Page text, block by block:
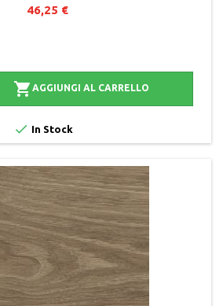
46,25 €
 AGGIUNGI AL CARRELLO
 In Stock